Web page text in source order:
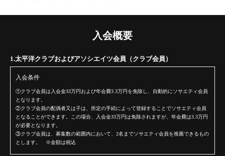
入会概要
1.太平洋クラブおよびアソシエイツ会員（クラブ会員）
入会条件
①クラブ会員は入会金33万円および年会費3.3万円を免除し、自動的にソサエティ会員
となります。
②クラブ会員の配偶者又は子は、所定の手続によって登録することでソサエティ会員
となることができます。
この場合、入会金33万円は免除されますが、年会費は3.3万円
が必要となります。
③クラブ会員は、募集数の範囲内において、2名までソサエティ会員を推薦できるもの
とします。 ※金額は税込